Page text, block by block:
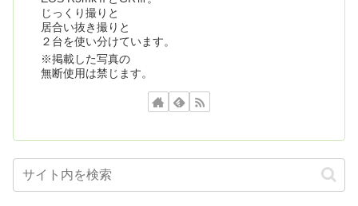
じっくり撮りと
居合い抜き撮りと
２台を使い分けています。
※掲載した写真の
無断使用は禁じます。